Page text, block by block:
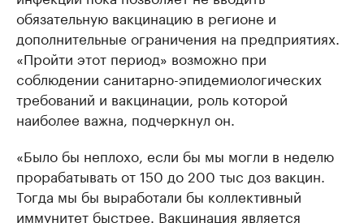
обязательную вакцинацию в регионе и
дополнительные ограничения на предприятиях.
«Пройти этот период» возможно при
соблюдении санитарно-эпидемиологических
требований и вакцинации, роль которой
наиболее важна, подчеркнул он.
«Было бы неплохо, если бы мы могли в неделю
прорабатывать от 150 до 200 тыс доз вакцин.
Тогда мы бы выработали бы коллективный
иммунитет быстрее. Вакцинация является